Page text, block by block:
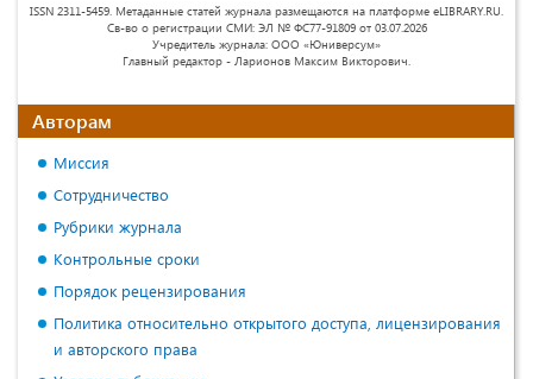
ISSN 2311-5459. Метаданные статей журнала размещаются на платформе eLIBRARY.RU.
Св-во о регистрации СМИ: ЭЛ № ФС77-91809 от 03.07.2026
Учредитель журнала: ООО «Юниверсум»
Главный редактор - Ларионов Максим Викторович.
Авторам
Миссия
Сотрудничество
Рубрики журнала
Контрольные сроки
Порядок рецензирования
Политика относительно открытого доступа, лицензирования
и авторского права